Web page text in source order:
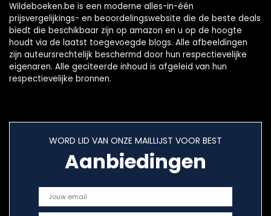
Wildeboeken.be is een moderne alles-in-één
prijsvergelijkings- en beoordelingswebsite die de beste deals
biedt die beschikbaar zijn op amazon en u op de hoogte
houdt via de laatst toegevoegde blogs. Alle afbeeldingen
zijn auteursrechtelijk beschermd door hun respectievelijke
eigenaren. Alle geciteerde inhoud is afgeleid van hun
respectievelijke bronnen.
WORD LID VAN ONZE MAILLIJST VOOR BEST
Aanbiedingen